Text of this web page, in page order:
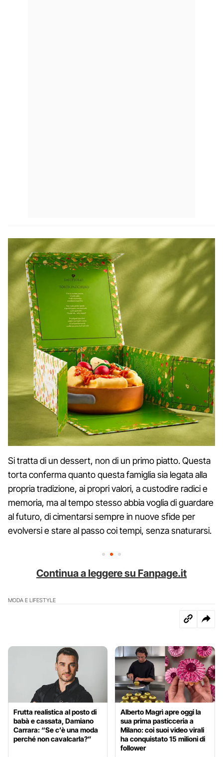
Si tratta di un dessert, non di un primo piatto. Questa
torta conferma quanto questa famiglia sia legata alla
propria tradizione, ai propri valori, a custodire radici e
memoria, ma al tempo stesso abbia voglia di guardare
al futuro, di cimentarsi sempre in nuove sfide per
evolversi e stare al passo coi tempi, senza snaturarsi.
Continua a leggere su Fanpage.it
MODA E LIFESTYLE
Frutta realistica al posto di
babà e cassata, Damiano
Carrara: “Se c’è una moda
perché non cavalcarla?”
Alberto Magrì apre oggi la
sua prima pasticceria a
Milano: coi suoi video virali
ha conquistato 15 milioni di
follower